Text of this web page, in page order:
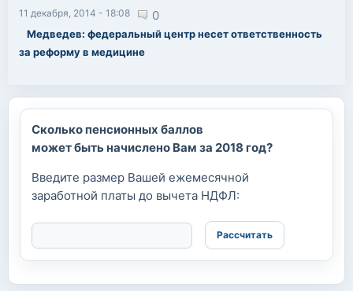
11 декабря, 2014 - 18:08 0
Медведев: федеральный центр несет ответственность
за реформу в медицине
Сколько пенсионных баллов
может быть начислено Вам за 2018 год?
Введите размер Вашей ежемесячной
заработной платы до вычета НДФЛ: